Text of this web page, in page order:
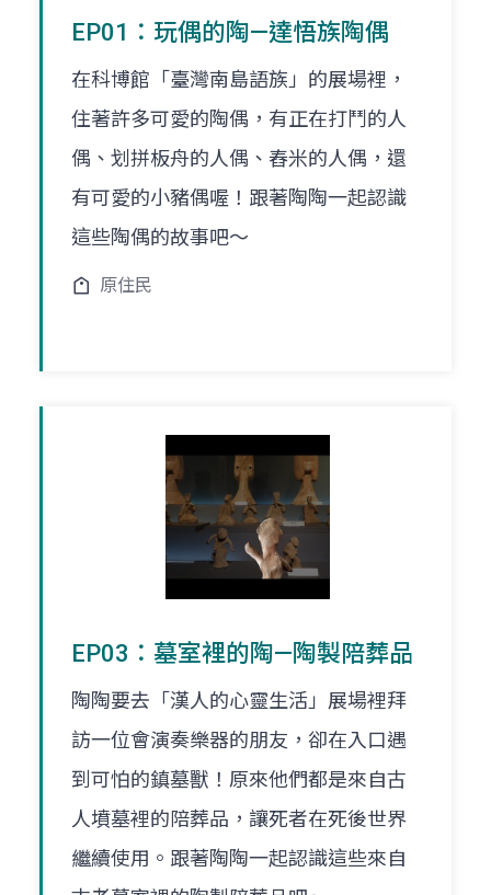
EP01：玩偶的陶—達悟族陶偶
在科博館「臺灣南島語族」的展場裡，
住著許多可愛的陶偶，有正在打鬥的人
偶、划拼板舟的人偶、舂米的人偶，還
有可愛的小豬偶喔！跟著陶陶一起認識
這些陶偶的故事吧～
原住民
EP03：墓室裡的陶—陶製陪葬品
陶陶要去「漢人的心靈生活」展場裡拜
訪一位會演奏樂器的朋友，卻在入口遇
到可怕的鎮墓獸！原來他們都是來自古
人墳墓裡的陪葬品，讓死者在死後世界
繼續使用。跟著陶陶一起認識這些來自